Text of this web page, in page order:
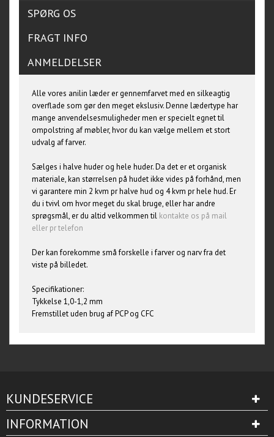
SPØRG OS
FRAGT INFO
ANMELDELSER
Alle vores anilin læder er gennemfarvet med en silkeagtig
overflade som gør den meget ekslusiv. Denne lædertype har
mange anvendelsesmuligheder men er specielt egnet til
ompolstring af møbler, hvor du kan vælge mellem et stort
udvalg af farver.
Sælges i halve huder og hele huder. Da det er et organisk
materiale, kan størrelsen på hudet ikke vides på forhånd, men
vi garantere min 2 kvm pr halve hud og 4 kvm pr hele hud. Er
du i tvivl om hvor meget du skal bruge, eller har andre
sprøgsmål, er du altid velkommen til kontakte os på mail
eller pr telefon
Der kan forekomme små forskelle i farver og narv fra det
viste på billedet.
Specifikationer:
Tykkelse 1,0-1,2 mm
Fremstillet uden brug af PCP og CFC
KUNDESERVICE
INFORMATION